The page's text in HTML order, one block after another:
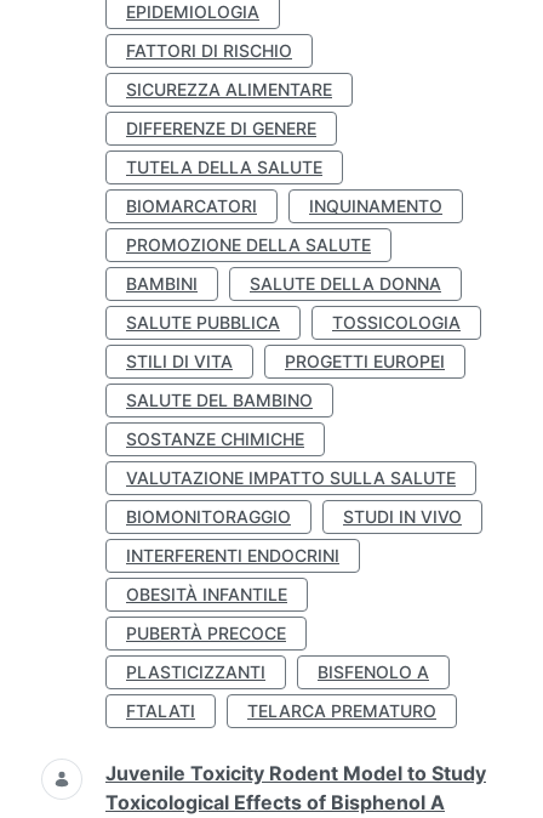
EPIDEMIOLOGIA
FATTORI DI RISCHIO
SICUREZZA ALIMENTARE
DIFFERENZE DI GENERE
TUTELA DELLA SALUTE
BIOMARCATORI
INQUINAMENTO
PROMOZIONE DELLA SALUTE
BAMBINI
SALUTE DELLA DONNA
SALUTE PUBBLICA
TOSSICOLOGIA
STILI DI VITA
PROGETTI EUROPEI
SALUTE DEL BAMBINO
SOSTANZE CHIMICHE
VALUTAZIONE IMPATTO SULLA SALUTE
BIOMONITORAGGIO
STUDI IN VIVO
INTERFERENTI ENDOCRINI
OBESITÀ INFANTILE
PUBERTÀ PRECOCE
PLASTICIZZANTI
BISFENOLO A
FTALATI
TELARCA PREMATURO
Juvenile Toxicity Rodent Model to Study
Toxicological Effects of Bisphenol A